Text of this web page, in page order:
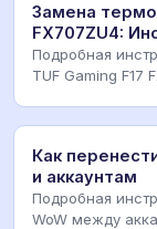
Замена
FX707ZU4:
Подробная
TUF Gaming F17
Как
и аккаунтам
Подробная
WoW между